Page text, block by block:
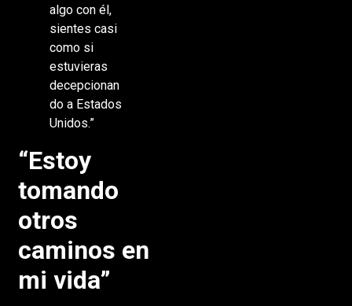
algo con él,
sientes casi
como si
estuvieras
decepcionan
do a Estados
Unidos.”
“Estoy
tomando
otros
caminos en
mi vida”